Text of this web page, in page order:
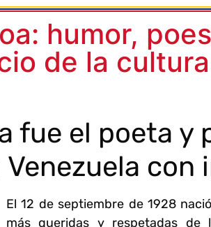
humor,
de la
fue el poeta y
con
El 12 de septiembre de 1928
más queridas y respetadas de